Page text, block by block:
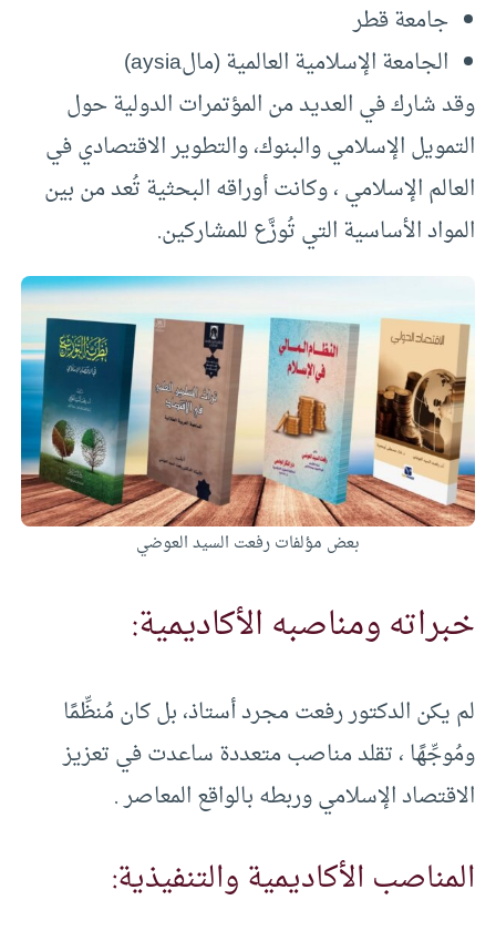
جامعة قطر
الجامعة الإسلامية العالمية (مالaysia)
وقد شارك في العديد من المؤتمرات الدولية حول
التمويل الإسلامي والبنوك، والتطوير الاقتصادي في
العالم الإسلامي ، وكانت أوراقه البحثية تُعد من بين
المواد الأساسية التي تُوزَّع للمشاركين.
بعض مؤلفات رفعت السيد العوضي
خبراته ومناصبه الأكاديمية:
لم يكن الدكتور رفعت مجرد أستاذ، بل كان مُنظِّمًا
ومُوجِّهًا ، تقلد مناصب متعددة ساعدت في تعزيز
الاقتصاد الإسلامي وربطه بالواقع المعاصر .
المناصب الأكاديمية والتنفيذية: